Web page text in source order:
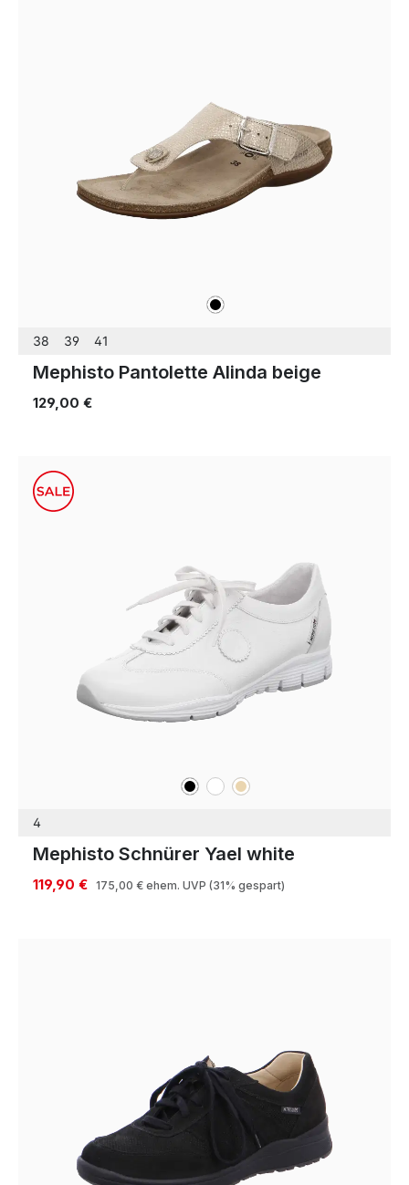
schwarz
38 39 41
Mephisto Pantolette Alinda beige
129,00 €
schwarz
weißbeige
4
Mephisto Schnürer Yael white
119,90 € 175,00 € ehem. UVP (31% gespart)